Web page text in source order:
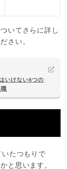
いてさらに詳し
さい。
いけない6つの
たつもりで
と思います。